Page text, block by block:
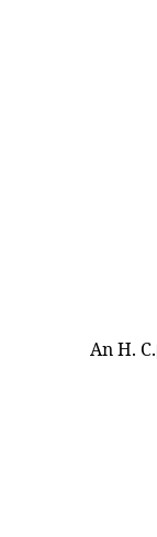
An H. C.